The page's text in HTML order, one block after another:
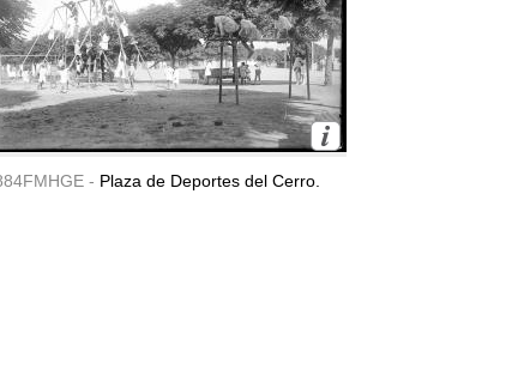
- Plaza de Deportes del Cerro.